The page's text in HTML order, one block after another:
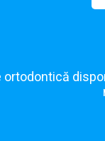
ortodontică